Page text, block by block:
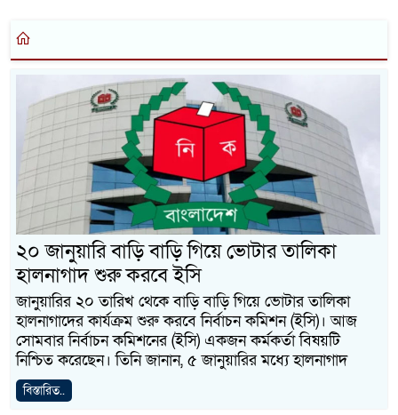
২০ জানুয়ারি বাড়ি বাড়ি গিয়ে ভোটার তালিকা
হালনাগাদ শুরু করবে ইসি
জানুয়ারির ২০ তারিখ থেকে বাড়ি বাড়ি গিয়ে ভোটার তালিকা
হালনাগাদের কার্যক্রম শুরু করবে নির্বাচন কমিশন (ইসি)। আজ
সোমবার নির্বাচন কমিশনের (ইসি) একজন কর্মকর্তা বিষয়টি
নিশ্চিত করেছেন। তিনি জানান, ৫ জানুয়ারির মধ্যে হালনাগাদ
বিস্তারিত..